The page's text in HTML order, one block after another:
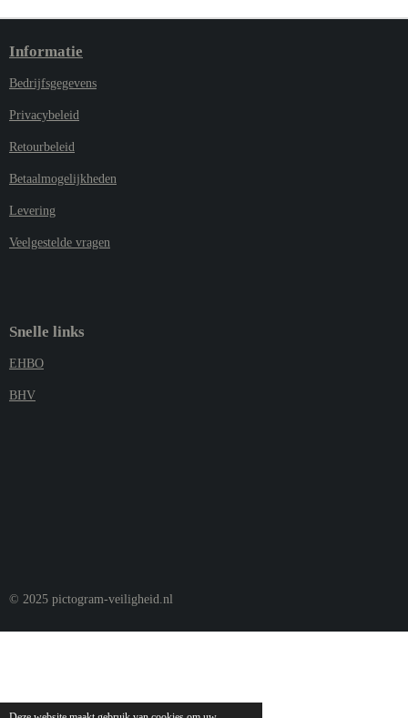
Informatie
Bedrijfsgegevens
Privacybeleid
Retourbeleid
Betaalmogelijkheden
Levering
Veelgestelde vragen
Snelle links
EHBO
BHV
© 2025 pictogram-veiligheid.nl